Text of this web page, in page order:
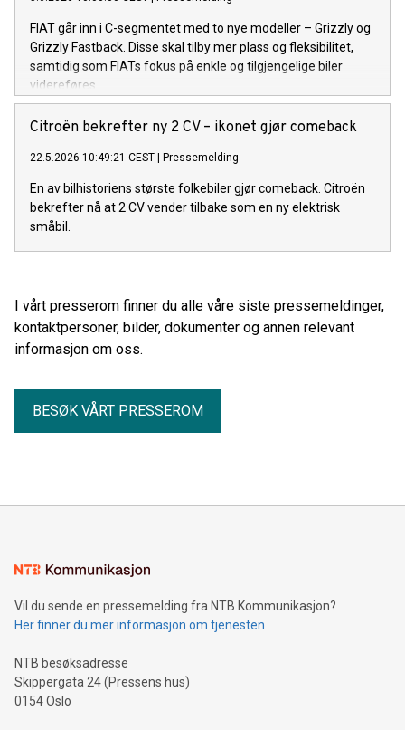
FIAT går inn i C-segmentet med to nye modeller – Grizzly og
Grizzly Fastback. Disse skal tilby mer plass og fleksibilitet,
samtidig som FIATs fokus på enkle og tilgjengelige biler
videreføres.
Citroën bekrefter ny 2 CV – ikonet gjør comeback
22.5.2026 10:49:21 CEST Pressemelding
En av bilhistoriens største folkebiler gjør comeback. Citroën
bekrefter nå at 2 CV vender tilbake som en ny elektrisk
småbil.
I vårt presserom finner du alle våre siste pressemeldinger,
kontaktpersoner, bilder, dokumenter og annen relevant
informasjon om oss.
BESØK VÅRT PRESSEROM
Vil du sende en pressemelding fra NTB Kommunikasjon?
Her finner du mer informasjon om tjenesten
NTB besøksadresse
Skippergata 24 (Pressens hus)
0154 Oslo